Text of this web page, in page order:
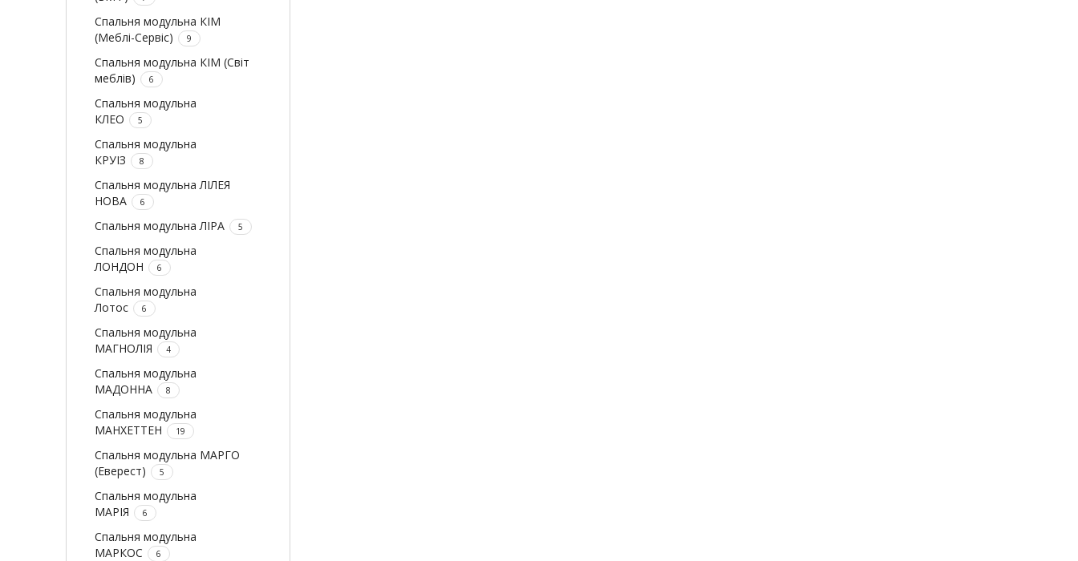
Спальня модульна КІМ
(Меблі-Сервіс)
9
Спальня модульна КІМ (Світ
меблів)
6
Спальня модульна
КЛЕО
5
Спальня модульна
КРУІЗ
8
Спальня модульна ЛІЛЕЯ
НОВА
6
Спальня модульна ЛІРА 5
Спальня модульна
ЛОНДОН
6
Спальня модульна
Лотос
6
Спальня модульна
МАГНОЛІЯ
4
Спальня модульна
МАДОННА
8
Спальня модульна
МАНХЕТТЕН
19
Спальня модульна МАРГО
(Еверест)
5
Спальня модульна
МАРІЯ
6
Спальня модульна
МАРКОС
6